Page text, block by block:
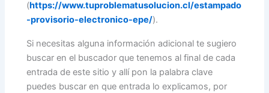
(https://www.tuproblematusolucion.cl/estampado
-provisorio-electronico-epe/).
Si necesitas alguna información adicional te sugiero
buscar en el buscador que tenemos al final de cada
entrada de este sitio y allí pon la palabra clave
puedes buscar en que entrada lo explicamos, por